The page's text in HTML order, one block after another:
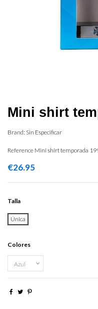
Mini shirt
Brand: Sin Especificar
Reference Mini shirt temporada
€26.95
Talla
Única
Colores